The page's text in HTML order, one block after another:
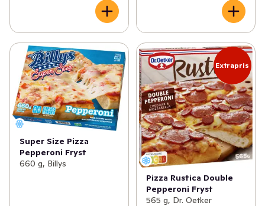
Super Size Pizza
Pepperoni Fryst
660 g, Billys
Extrapris
Pizza Rustica Double
Pepperoni Fryst
565 g, Dr. Oetker